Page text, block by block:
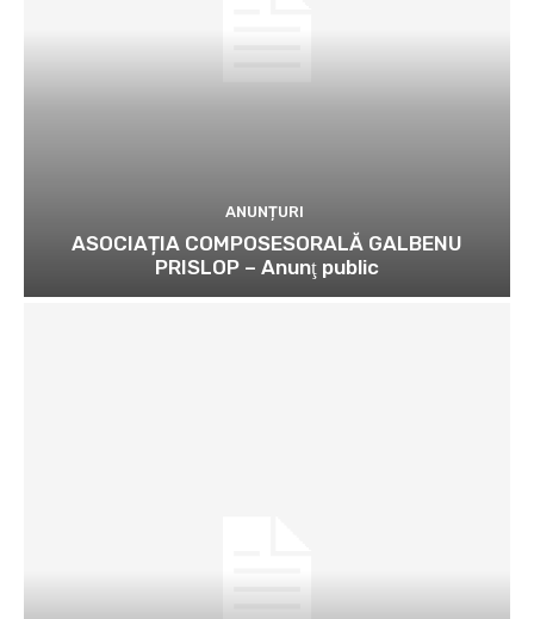
ANUNȚURI
ASOCIAȚIA COMPOSESORALĂ GALBENU
PRISLOP – Anunţ public